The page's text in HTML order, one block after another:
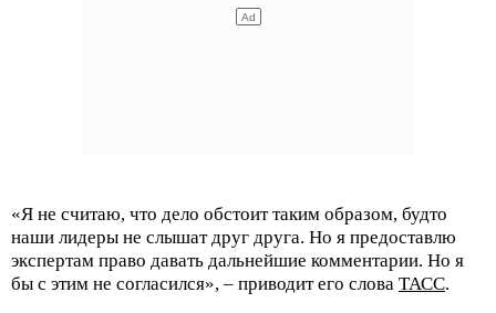
«Я не считаю, что дело обстоит таким образом, будто
наши лидеры не слышат друг друга. Но я предоставлю
экспертам право давать дальнейшие комментарии. Но я
бы с этим не согласился», – приводит его слова ТАСС.